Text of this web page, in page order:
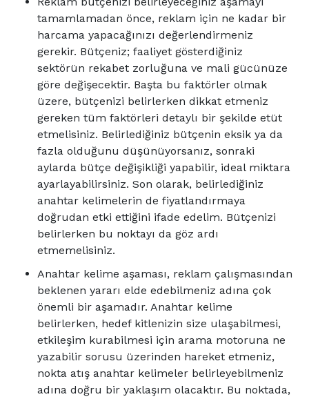
tamamlamadan önce, reklam için ne kadar bir
harcama yapacağınızı değerlendirmeniz
gerekir. Bütçeniz; faaliyet gösterdiğiniz
sektörün rekabet zorluğuna ve mali gücünüze
göre değişecektir. Başta bu faktörler olmak
üzere, bütçenizi belirlerken dikkat etmeniz
gereken tüm faktörleri detaylı bir şekilde etüt
etmelisiniz. Belirlediğiniz bütçenin eksik ya da
fazla olduğunu düşünüyorsanız, sonraki
aylarda bütçe değişikliği yapabilir, ideal miktara
ayarlayabilirsiniz. Son olarak, belirlediğiniz
anahtar kelimelerin de fiyatlandırmaya
doğrudan etki ettiğini ifade edelim. Bütçenizi
belirlerken bu noktayı da göz ardı
etmemelisiniz.
Anahtar kelime aşaması, reklam çalışmasından
beklenen yararı elde edebilmeniz adına çok
önemli bir aşamadır. Anahtar kelime
belirlerken, hedef kitlenizin size ulaşabilmesi,
etkileşim kurabilmesi için arama motoruna ne
yazabilir sorusu üzerinden hareket etmeniz,
nokta atış anahtar kelimeler belirleyebilmeniz
adına doğru bir yaklaşım olacaktır. Bu noktada,